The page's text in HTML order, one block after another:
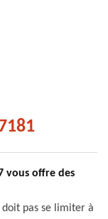
vous offre des
pas se limiter à